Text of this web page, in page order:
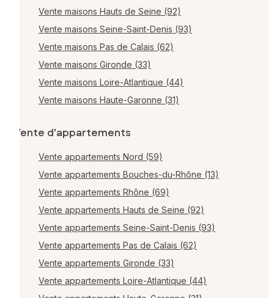
Vente maisons Hauts de Seine (92)
Vente maisons Seine-Saint-Denis (93)
Vente maisons Pas de Calais (62)
Vente maisons Gironde (33)
Vente maisons Loire-Atlantique (44)
Vente maisons Haute-Garonne (31)
Vente d'appartements
Vente appartements Nord (59)
Vente appartements Bouches-du-Rhône (13)
Vente appartements Rhône (69)
Vente appartements Hauts de Seine (92)
Vente appartements Seine-Saint-Denis (93)
Vente appartements Pas de Calais (62)
Vente appartements Gironde (33)
Vente appartements Loire-Atlantique (44)